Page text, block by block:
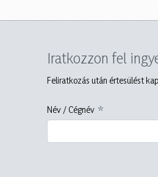
Iratkozzon fel
Feliratkozás után értesülést
Név / Cégnév